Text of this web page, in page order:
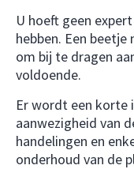
U hoeft geen
hebben. Een
om bij te dragen
voldoende.
Er wordt een korte
aanwezigheid van
handelingen en
onderhoud van de